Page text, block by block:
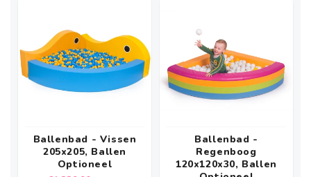
Ballenbad - Vissen
205x205, Ballen
Optioneel
Ballenbad -
Regenboog
120x120x30, Ballen